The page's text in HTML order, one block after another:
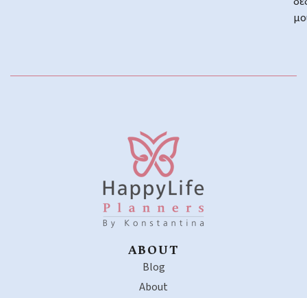
ABOUT
Blog
About